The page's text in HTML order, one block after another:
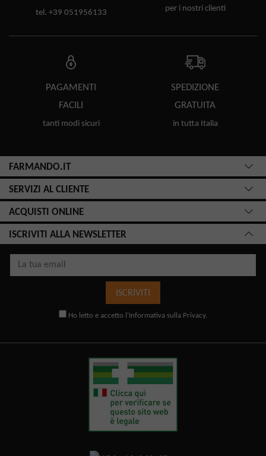
tel. +39 051956133 per i nostri clienti
PAGAMENTI
FACILI
tanti modi sicuri
SPEDIZIONE
GRATUITA
in tutta Italia
FARMANDO.IT
SERVIZI AL CLIENTE
ACQUISTI ONLINE
ISCRIVITI ALLA NEWSLETTER
ISCRIVITI
Ho letto e accetto l'Informativa sulla Privacy.